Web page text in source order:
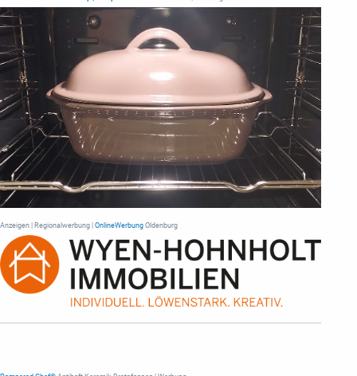
Anzeigen | Regionalwerbung | OnlineWerbung Oldenburg